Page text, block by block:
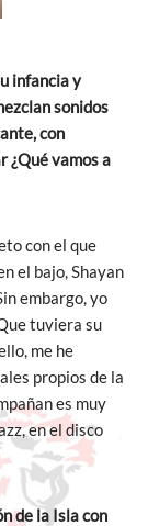
infancia y
sonidos
con
¿Qué vamos a
con el que
el bajo, Shayan
embargo, yo
tuviera su
me he
propios de la
es muy
en el disco
de la Isla con